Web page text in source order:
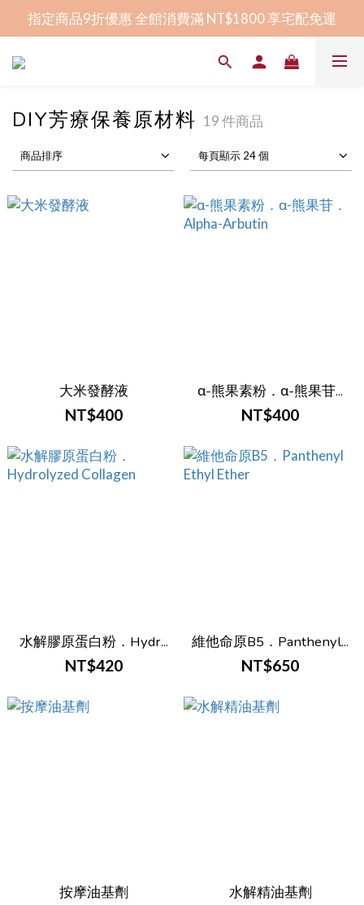
指定商品9折優惠 全館消費滿 NT$1800 享宅配免運
指定商品9折優惠 全館消費滿 NT$1800 享宅配免運
全程臺灣研發生產 │ 屏東在地香皂品牌
指定商品9折優惠 全館消費滿 NT$1800 享宅配免運
DIY芳療保養原材料 19 件商品
商品排序 每頁顯示 24 個
大米發酵液
NT$400
α-熊果素粉．α-熊果苷...
NT$400
水解膠原蛋白粉．Hydr...
NT$420
維他命原B5．Panthenyl...
NT$650
按摩油基劑
水解精油基劑